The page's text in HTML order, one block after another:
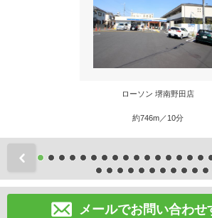
ローソン 堺南野田店
約746m／10分
前
メールでお問い合わせ